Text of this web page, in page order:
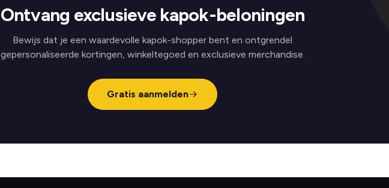
Ontvang exclusieve kapok-beloningen
Bewijs dat je een waardevolle kapok-shopper bent en ontgrendel
gepersonaliseerde kortingen, winkeltegoed en exclusieve merchandise.
Gratis aanmelden